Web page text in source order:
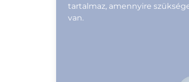
tartalmaz, amennyire
van.